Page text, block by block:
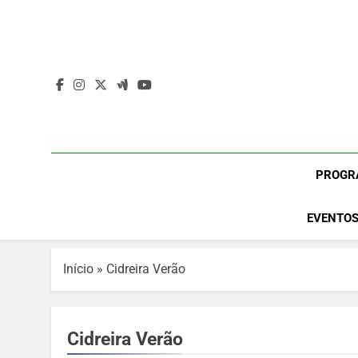
Início » Cidreira Verão
Cidreira Verão